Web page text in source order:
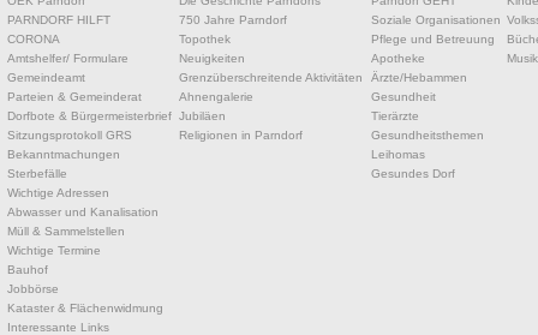
PARNDORF HILFT
CORONA
Amtshelfer/ Formulare
Gemeindeamt
Parteien & Gemeinderat
Dorfbote & Bürgermeisterbrief
Sitzungsprotokoll GRS
Bekanntmachungen
Sterbefälle
Wichtige Adressen
Abwasser und Kanalisation
Müll & Sammelstellen
Wichtige Termine
Bauhof
Jobbörse
Kataster & Flächenwidmung
Interessante Links
750 Jahre Parndorf
Topothek
Neuigkeiten
Grenzüberschreitende Aktivitäten
Ahnengalerie
Jubiläen
Religionen in Parndorf
Soziale Organisationen
Pflege und Betreuung
Apotheke
Ärzte/Hebammen
Gesundheit
Tierärzte
Gesundheitsthemen
Leihomas
Gesundes Dorf